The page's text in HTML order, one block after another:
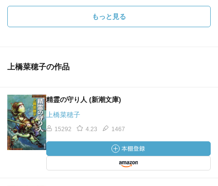
もっと見る
上橋菜穂子の作品
精霊の守り人 (新潮文庫)
上橋菜穂子
15292 4.23 1467